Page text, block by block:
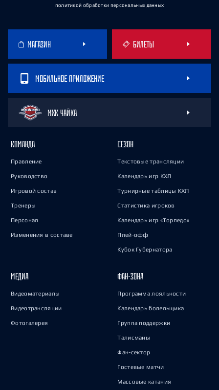
политикой обработки персональных данных
МАГАЗИН БИЛЕТЫ
МОБИЛЬНОЕ ПРИЛОЖЕНИЕ
МХК ЧАЙКА
КОМАНДА
Правление
Руководство
Игровой состав
Тренеры
Персонал
Изменения в составе
СЕЗОН
Текстовые трансляции
Календарь игр КХЛ
Турнирные таблицы КХЛ
Статистика игроков
Календарь игр «Торпедо»
Плей-офф
Кубок Губернатора
МЕДИА
Видеоматериалы
Видеотрансляции
Фотогалерея
ФАН-ЗОНА
Программа лояльности
Календарь болельщика
Группа поддержки
Талисманы
Фан-сектор
Гостевые матчи
Массовые катания